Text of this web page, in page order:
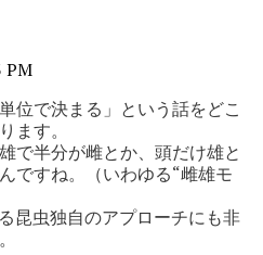
PM
位で決まる」という話をどこ
ます。
で半分が雌とか、頭だけ雄と
ですね。（いわゆる“雌雄モ
昆虫独自のアプローチにも非